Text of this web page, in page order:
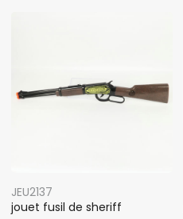
JEU2137
jouet fusil de sheriff